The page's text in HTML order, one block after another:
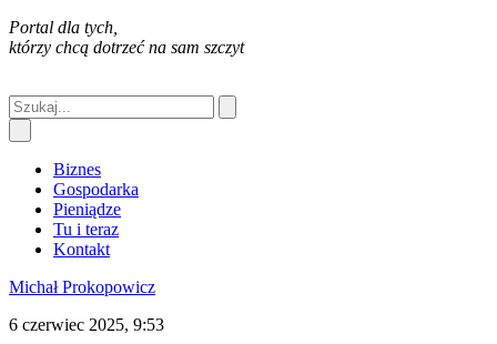
Portal dla tych,
którzy chcą dotrzeć na sam szczyt
Biznes
Gospodarka
Pieniądze
Tu i teraz
Kontakt
Michał Prokopowicz
6 czerwiec 2025, 9:53